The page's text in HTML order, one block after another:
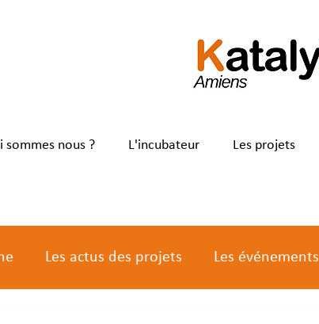
sommes nous ? L'incubateur Les projets
Les actus des projets Les événements